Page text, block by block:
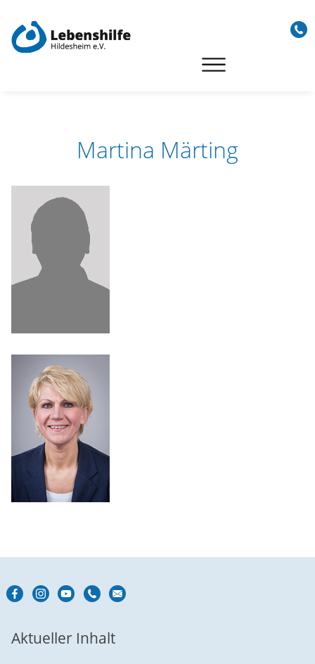
content
Martina Märting
Aktueller Inhalt